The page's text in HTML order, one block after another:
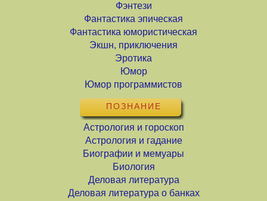
Фэнтези
Фантастика эпическая
Фантастика юмористическая
Экшн, приключения
Эротика
Юмор
Юмор программистов
ПОЗНАНИЕ
Астрология и гороскоп
Астрология и гадание
Биографии и мемуары
Биология
Деловая литература
Деловая литература о банках